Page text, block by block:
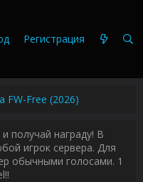
Регистрация
FW-Free (2026)
получай награду! В
игрок сервера. Для
обычными голосами. 1